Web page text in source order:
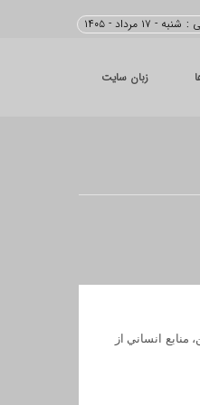
: شنبه - ۱۷ مرداد - ۱۴۰۵
زبان سایت
انساني از